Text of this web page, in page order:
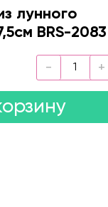
лунного
BRS-2083